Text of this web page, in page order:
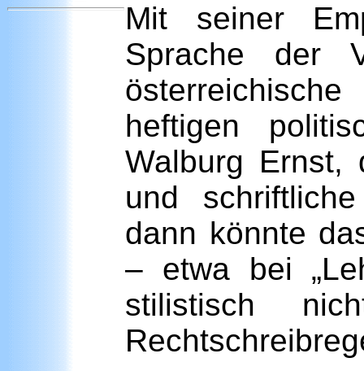
Mit seiner
Sprache der
heftigen
Walburg Ernst,
und
dann könnte
– etwa bei
stilistisch